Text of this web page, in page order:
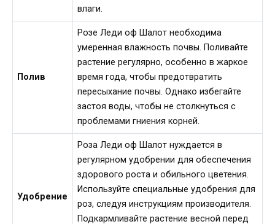
влаги.
Полив
Розе Леди оф Шалот необходима
умеренная влажность почвы. Поливайте
растение регулярно, особенно в жаркое
время года, чтобы предотвратить
пересыхание почвы. Однако избегайте
застоя воды, чтобы не столкнуться с
проблемами гниения корней.
Удобрение
Роза Леди оф Шалот нуждается в
регулярном удобрении для обеспечения
здорового роста и обильного цветения.
Используйте специальные удобрения для
роз, следуя инструкциям производителя.
Подкармливайте растение весной перед